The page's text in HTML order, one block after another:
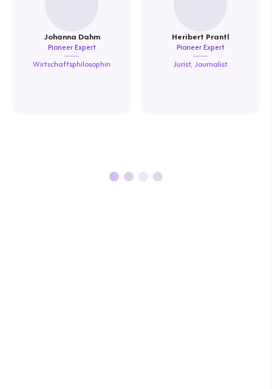
Johanna Dahm
Pioneer Expert
Wirtschaftsphilosophin
Heribert Prantl
Pioneer Expert
Jurist, Journalist